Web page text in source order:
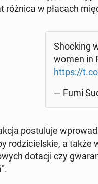
różnica w płacach
Shoc­king
women in
https://
— Fumi
po­stu­lu­je
ro­dzi­ciel­skie, a także
dotacji czy